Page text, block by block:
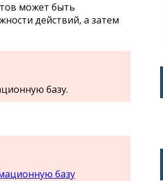
может быть
действий, а затем
базу.
базу